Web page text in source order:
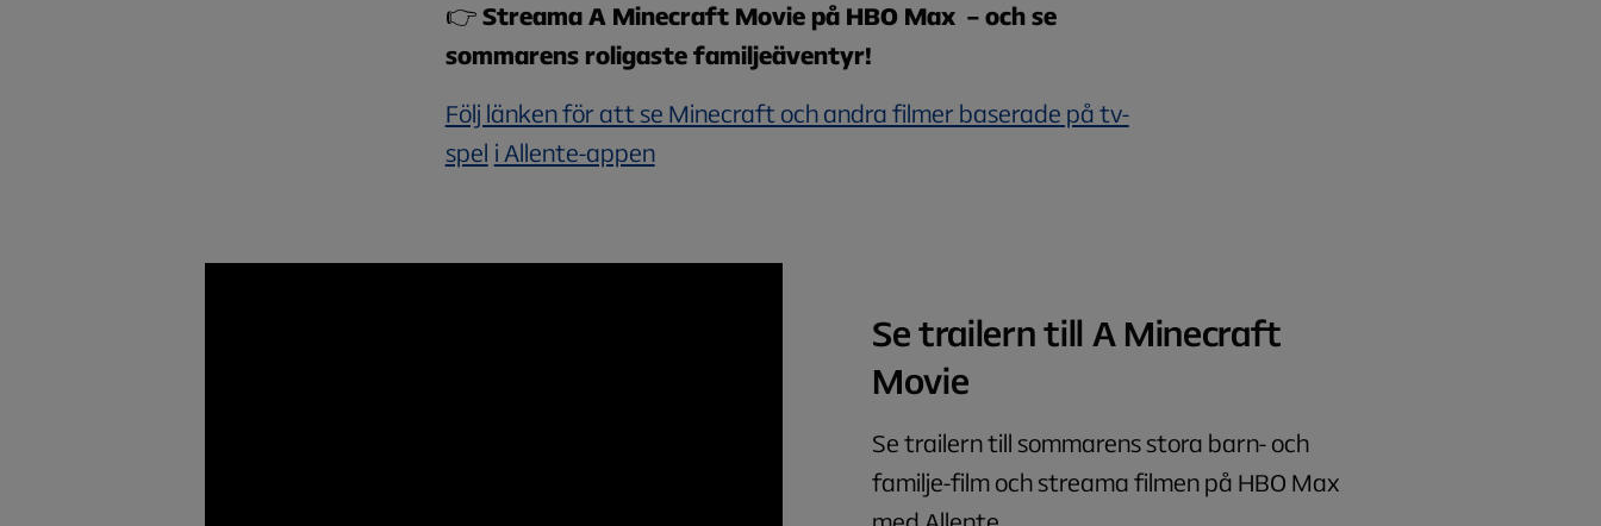
👉 Streama A Minecraft Movie på HBO Max – och se
sommarens roligaste familjeäventyr!
Följ länken för att se Minecraft och andra filmer baserade på tv-
spel i Allente-appen
Se trailern till A Minecraft
Movie
Se trailern till sommarens stora barn- och
familje-film och streama filmen på HBO Max